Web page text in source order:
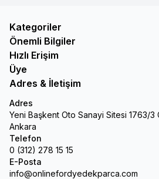
Kategoriler
Önemli Bilgiler
Hızlı Erişim
Üye
Adres & İletişim
Adres
Yeni Başkent Oto Sanayi Sitesi 1763/3
Ankara
Telefon
0 (312) 278 15 15
E-Posta
info@onlinefordyedekparca.com